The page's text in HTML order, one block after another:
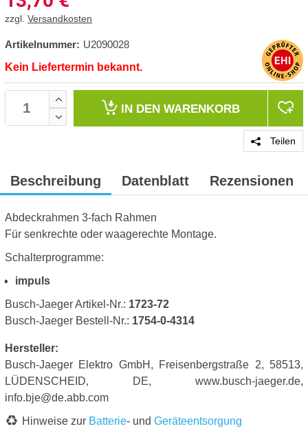
zzgl. Versandkosten
Artikelnummer: U2090028
Kein Liefertermin bekannt.
IN DEN WARENKORB
Teilen
Beschreibung Datenblatt Rezensionen
Abdeckrahmen 3-fach Rahmen
Für senkrechte oder waagerechte Montage.
Schalterprogramme:
impuls
Busch-Jaeger Artikel-Nr.: 1723-72
Busch-Jaeger Bestell-Nr.: 1754-0-4314
Hersteller:
Busch-Jaeger Elektro GmbH, Freisenbergstraße 2, 58513,
LÜDENSCHEID, DE, www.busch-jaeger.de,
info.bje@de.abb.com
Hinweise zur Batterie- und Geräteentsorgung